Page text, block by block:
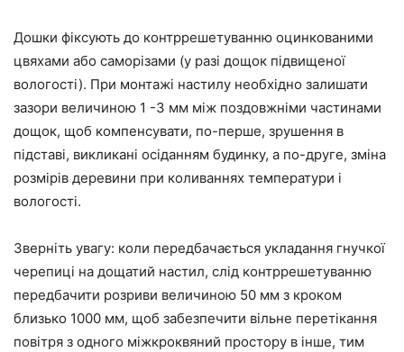
Дошки фіксують до контррешетуванню оцинкованими
цвяхами або саморізами (у разі дощок підвищеної
вологості). При монтажі настилу необхідно залишати
зазори величиною 1 -3 мм між поздовжніми частинами
дощок, щоб компенсувати, по-перше, зрушення в
підставі, викликані осіданням будинку, а по-друге, зміна
розмірів деревини при коливаннях температури і
вологості.
Зверніть увагу: коли передбачається укладання гнучкої
черепиці на дощатий настил, слід контррешетуванню
передбачити розриви величиною 50 мм з кроком
близько 1000 мм, щоб забезпечити вільне перетікання
повітря з одного міжкроквяний простору в інше, тим